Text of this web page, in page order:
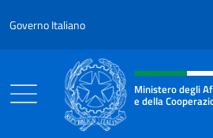
Governo Italiano
Intestazione sito,
Ministero degli
e della